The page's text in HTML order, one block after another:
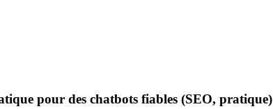
pour des chatbots fiables (SEO, pratique)